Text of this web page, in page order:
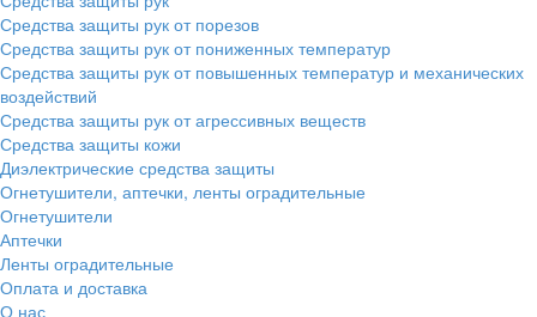
Средства защиты рук от порезов
Средства защиты рук от пониженных температур
Средства защиты рук от повышенных температур и механических
воздействий
Средства защиты рук от агрессивных веществ
Средства защиты кожи
Диэлектрические средства защиты
Огнетушители, аптечки, ленты оградительные
Огнетушители
Аптечки
Ленты оградительные
Оплата и доставка
О нас